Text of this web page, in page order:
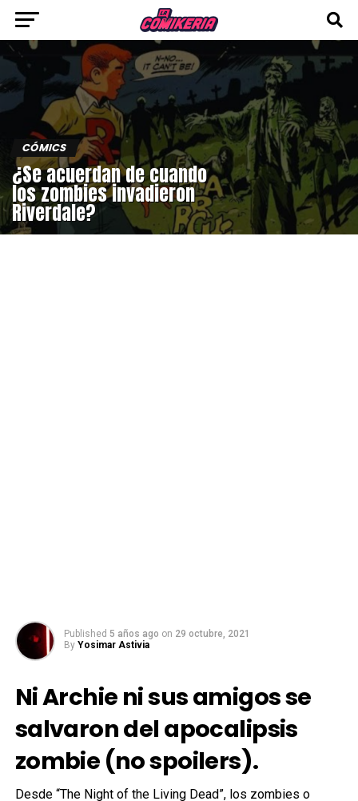
CÓMICS
¿Se acuerdan de cuando
los zombies invadieron
Riverdale?
Published 5 años ago on 29 octubre, 2021
By Yosimar Astivia
Ni Archie ni sus amigos se
salvaron del apocalipsis
zombie (no spoilers).
Desde “The Night of the Living Dead”, los zombies o